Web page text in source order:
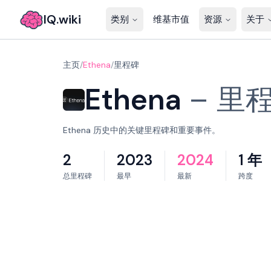
IQ.wiki 类别 维基市值 资源 关于
主页/Ethena/里程碑
Ethena – 里
Ethena 历史中的关键里程碑和重要事件。
2
总里程碑
2023
最早
2024
最新
1 年
跨度